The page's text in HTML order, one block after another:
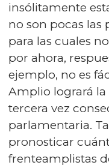
insólitamente
no son pocas
para las cuales
por ahora,
ejemplo, no es
Amplio logrará
tercera vez
parlamentaria.
pronosticar
frenteamplistas